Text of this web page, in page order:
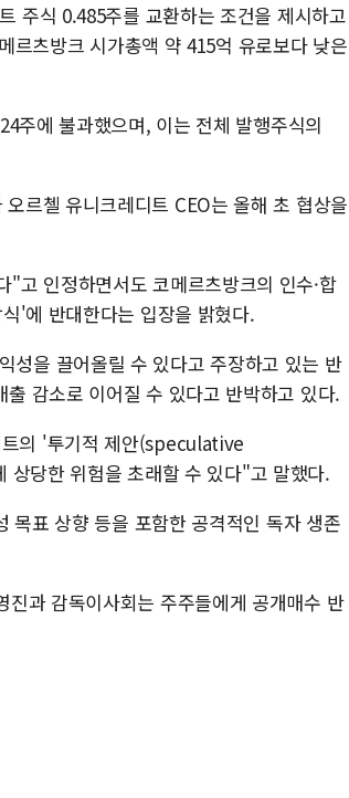
주식 0.485주를 교환하는 조건을 제시하고
르츠방크 시가총액 약 415억 유로보다 낮은
주에 불과했으며, 이는 전체 발행주식의
르첼 유니크레디트 CEO는 올해 초 협상을
고 인정하면서도 코메르츠방크의 인수·합
'에 반대한다는 입장을 밝혔다.
성을 끌어올릴 수 있다고 주장하고 있는 반
감소로 이어질 수 있다고 반박하고 있다.
트의 '투기적 제안(speculative
당한 위험을 초래할 수 있다"고 말했다.
목표 상향 등을 포함한 공격적인 독자 생존
과 감독이사회는 주주들에게 공개매수 반